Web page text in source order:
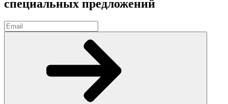
специальных предложений